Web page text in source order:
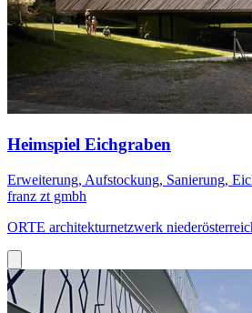
Heimspiel Eichgraben
Erweiterung, Aufstockung, Sanierung,
franz zt gmbh
ORTE architekturnetzwerk